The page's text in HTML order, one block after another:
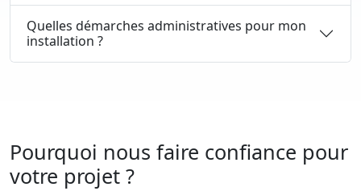
Quelles démarches administratives pour mon
installation ?
Pourquoi nous faire confiance pour
votre projet ?